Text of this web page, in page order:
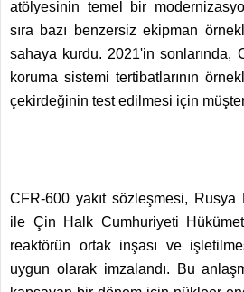
atölyesinin temel bir
sıra bazı benzersiz ekipman
sahaya kurdu. 2021'in sonlarında,
koruma sistemi tertibatlarının
çekirdeğinin test edilmesi için
CFR-600 yakıt sözleşmesi, Rusya
ile Çin Halk Cumhuriyeti
reaktörün ortak inşası ve
uygun olarak imzalandı. Bu